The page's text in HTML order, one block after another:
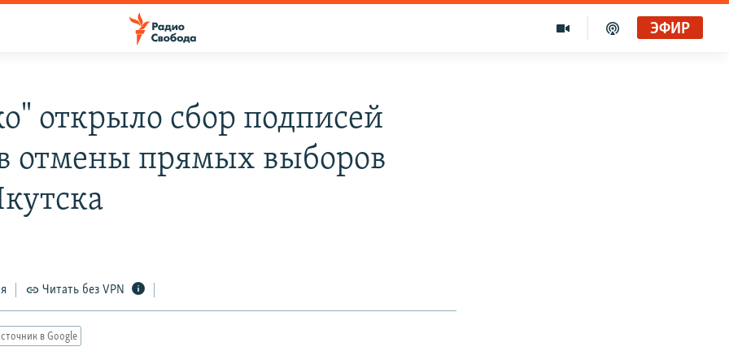
ЭФИР
открыло сбор подписей
отмены прямых выборов
Читать без VPN
в Google